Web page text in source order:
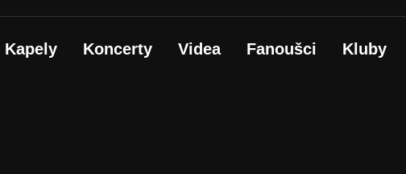
Kapely Koncerty Videa Fanoušci Kluby